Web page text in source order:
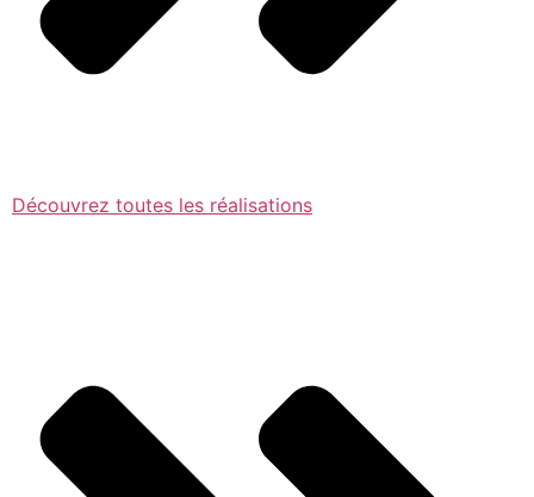
Découvrez toutes les réalisations